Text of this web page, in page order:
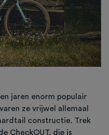
jaren enorm populair
ze vrijwel allemaal
constructie. Trek
CheckOUT, die is